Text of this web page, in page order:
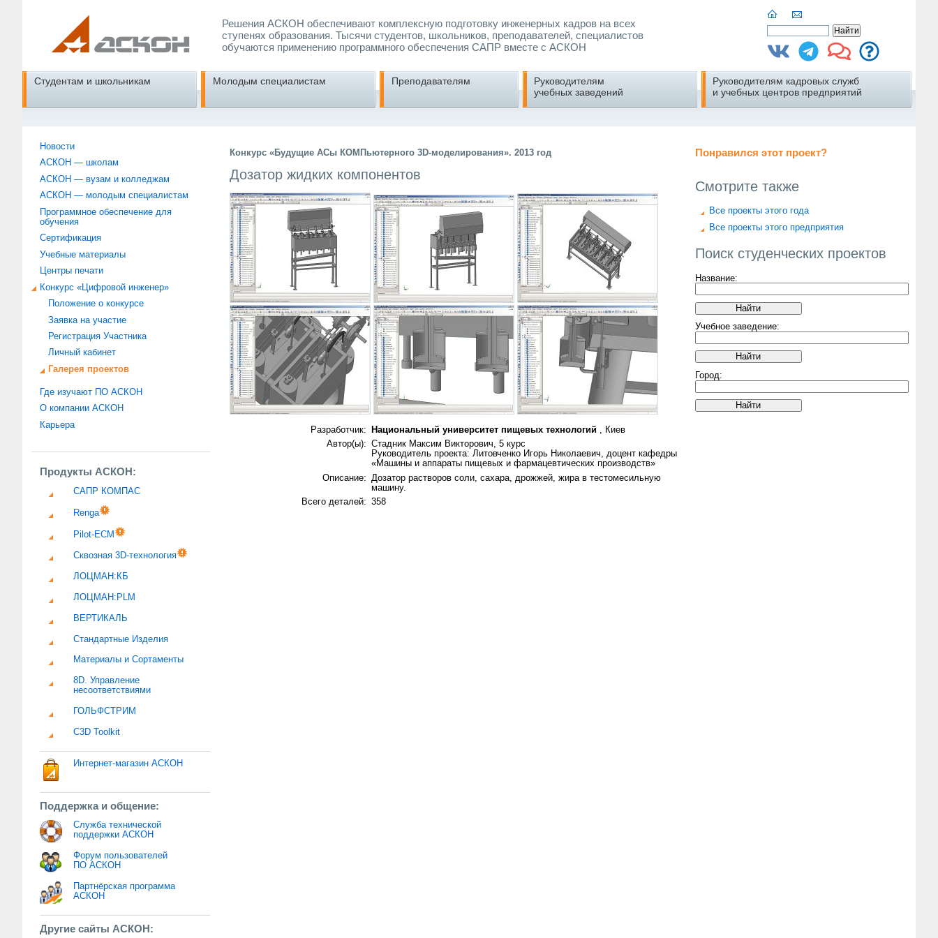
Решения АСКОН обеспечивают комплексную подготовку инженерных кадров на всех
ступенях образования. Тысячи студентов, школьников, преподавателей, специалистов
обучаются применению программного обеспечения САПР вместе с АСКОН
Студентам и школьникам Молодым специалистам Преподавателям
Руководителям
учебных заведений
Руководителям кадровых служб
и учебных центров предприятий
Новости
АСКОН — школам
АСКОН — вузам и колледжам
АСКОН — молодым специалистам
Программное обеспечение для
обучения
Сертификация
Учебные материалы
Центры печати
Конкурс «Цифровой инженер»
Положение о конкурсе
Заявка на участие
Регистрация Участника
Личный кабинет
Галерея проектов
Где изучают ПО АСКОН
О компании АСКОН
Карьера
Продукты АСКОН:
САПР КОМПАС
Renga
Pilot-ECM
Сквозная 3D-технология
ЛОЦМАН:КБ
ЛОЦМАН:PLM
ВЕРТИКАЛЬ
Стандартные Изделия
Материалы и Сортаменты
8D. Управление
несоответствиями
ГОЛЬФСТРИМ
C3D Toolkit
Интернет-магазин АСКОН
Поддержка и общение:
Служба технической
поддержки АСКОН
Форум пользователей
ПО АСКОН
Партнёрская программа
АСКОН
Другие сайты АСКОН:
Понравился этот проект?
Смотрите также
Все проекты этого года
Все проекты этого предприятия
Поиск студенческих проектов
Название:
Учебное заведение:
Город:
Конкурс «Будущие АСы КОМПьютерного 3D-моделирования». 2013 год
Дозатор жидких компонентов
Разработчик: Национальный университет пищевых технологий , Киев
Автор(ы): Стадник Максим Викторович, 5 курс
Руководитель проекта: Литовченко Игорь Николаевич, доцент кафедры
«Машины и аппараты пищевых и фармацевтических производств»
Описание:
Дозатор растворов соли, сахара, дрожжей, жира в тестомесильную
машину.
Всего деталей: 358